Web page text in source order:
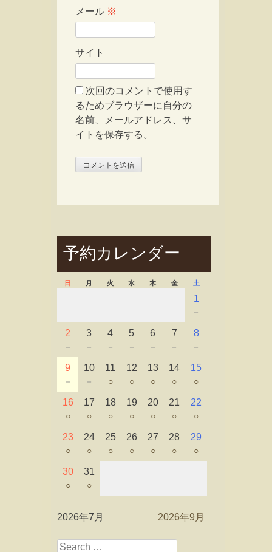
メール ※
サイト
次回のコメントで使用す
るためブラウザーに自分の
名前、メールアドレス、サ
イトを保存する。
予約カレンダー
日 月 火 水 木 金 土
1
－
2
－
3
－
4
－
5
－
6
－
7
－
8
－
9
－
10
－
11
○
12
○
13
○
14
○
15
○
16
○
17
○
18
○
19
○
20
○
21
○
22
○
23
○
24
○
25
○
26
○
27
○
28
○
29
○
30
○
31
○
2026年7月 2026年9月
Search